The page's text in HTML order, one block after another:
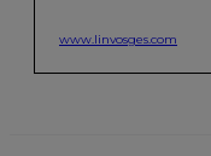
www.linvosges.com